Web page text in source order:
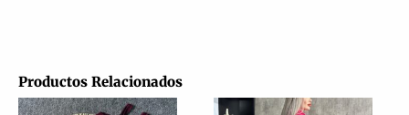
Productos Relacionados